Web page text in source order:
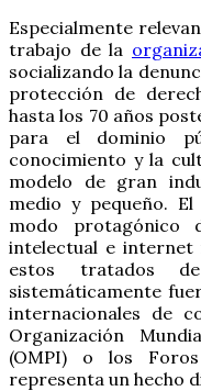
Especialmente
trabajo de la
socializando la
protección de
hasta los 70 años
para el dominio
conocimiento y la
modelo de gran
medio y pequeño.
modo protagónico
intelectual e
estos tratados
sistemáticamente
internacionales de
Organización
(OMPI) o los
representa un hecho